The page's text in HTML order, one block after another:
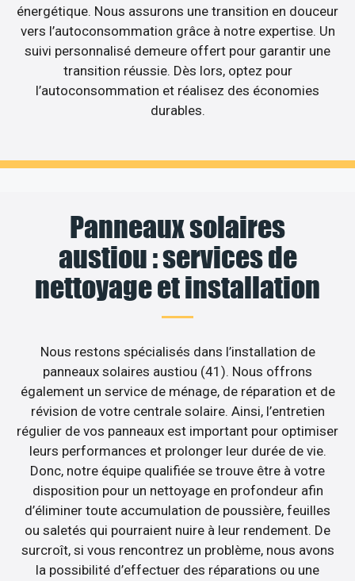
énergétique. Nous assurons une transition en douceur
vers l’autoconsommation grâce à notre expertise. Un
suivi personnalisé demeure offert pour garantir une
transition réussie. Dès lors, optez pour
l’autoconsommation et réalisez des économies
durables.
Panneaux solaires
austiou : services de
nettoyage et installation
Nous restons spécialisés dans l’installation de
panneaux solaires austiou (41). Nous offrons
également un service de ménage, de réparation et de
révision de votre centrale solaire. Ainsi, l’entretien
régulier de vos panneaux est important pour optimiser
leurs performances et prolonger leur durée de vie.
Donc, notre équipe qualifiée se trouve être à votre
disposition pour un nettoyage en profondeur afin
d’éliminer toute accumulation de poussière, feuilles
ou saletés qui pourraient nuire à leur rendement. De
surcroît, si vous rencontrez un problème, nous avons
la possibilité d’effectuer des réparations ou une